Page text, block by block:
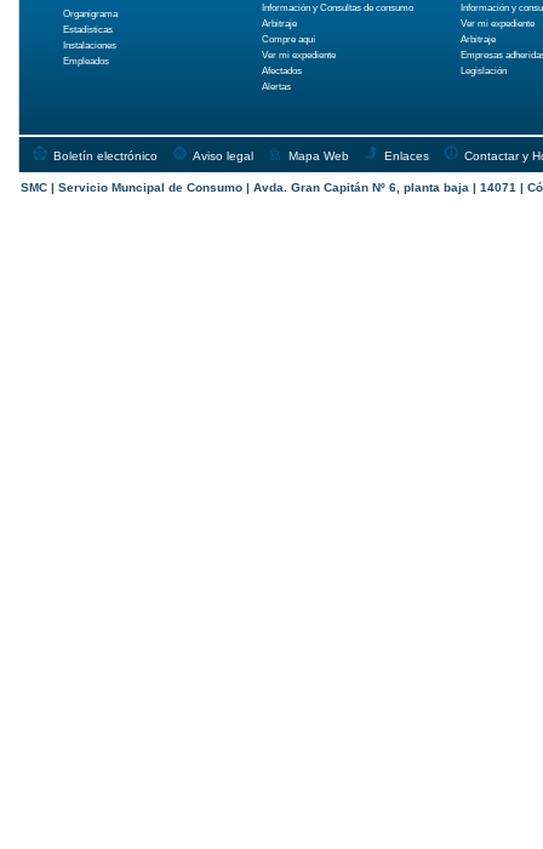
Organigrama
Estadísticas
Instalaciones
Empleados
Información y Consultas de consumo
Arbitraje
Compre aquí
Ver mi expediente
Afectados
Alertas
Información y
Ver mi expediente
Arbitraje
Empresas
Legislación
Boletín electrónico Aviso legal Mapa Web Enlaces Contactar y
SMC | Servicio Muncipal de Consumo | Avda. Gran Capitán Nº 6, planta baja | 14071 |